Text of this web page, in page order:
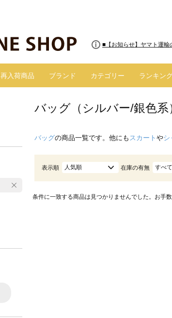
■8/13(木)AM2:00～サイト
再入荷商品 ブランド カテゴリー ランキン
バッグ（シルバー/銀色系
バッグの商品一覧です。他にも スカートやシ
表示順 人気順 在庫の有無 すべて
条件に一致する商品は見つかりませんでした。お手